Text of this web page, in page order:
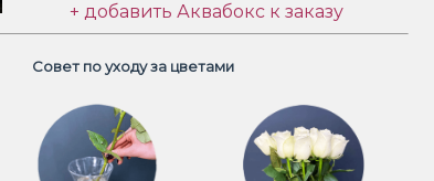
+ добавить Аквабокс к заказу
Совет по уходу за цветами